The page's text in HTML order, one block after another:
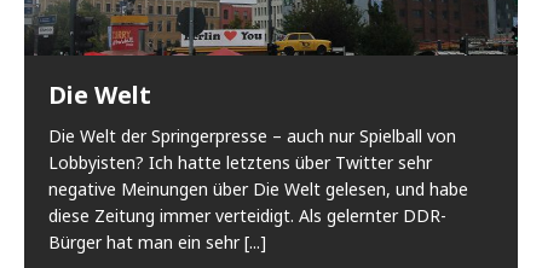
Die Welt
Die Welt der Springerpresse – auch nur Spielball von
Lobbyisten? Ich hatte letztens über Twitter sehr
negative Meinungen über Die Welt gelesen, und habe
diese Zeitung immer verteidigt. Als gelernter DDR-
Bürger hat man ein sehr[...]